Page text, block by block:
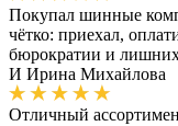
Покупал шинные
чётко: приехал,
бюрократии и
И Ирина Михайлова
Отличный